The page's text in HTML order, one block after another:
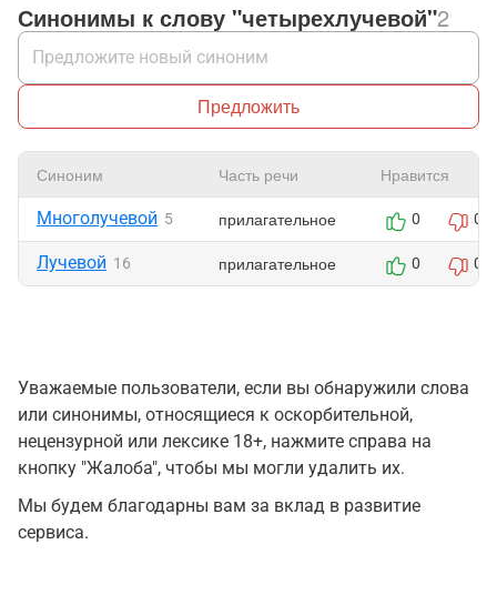
Синонимы к слову "четырехлучевой"2
Предложить
Синоним Часть речи Нравится
Многолучевой 5 прилагательное 0 0
Лучевой 16 прилагательное 0 0
Уважаемые пользователи, если вы обнаружили слова
или синонимы, относящиеся к оскорбительной,
нецензурной или лексике 18+, нажмите справа на
кнопку "Жалоба", чтобы мы могли удалить их.
Мы будем благодарны вам за вклад в развитие
сервиса.